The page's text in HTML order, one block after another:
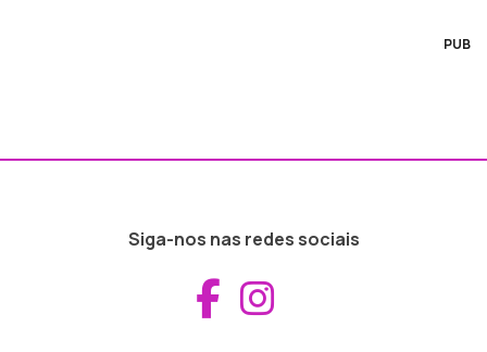
PUB
Siga-nos nas redes sociais
Aceder ao